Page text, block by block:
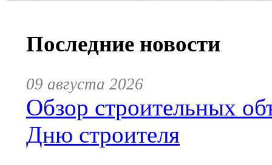
Последние новости
09 августа 2026
Обзор строительных
Дню строителя